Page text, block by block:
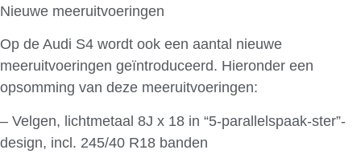
Nieuwe meeruitvoeringen
Op de Audi S4 wordt ook een aantal nieuwe
meeruitvoeringen geïntroduceerd. Hieronder een
opsomming van deze meeruitvoeringen:
– Velgen, lichtmetaal 8J x 18 in “5-parallelspaak-ster”-
design, incl. 245/40 R18 banden